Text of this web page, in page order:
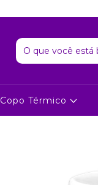
Copo Térmico